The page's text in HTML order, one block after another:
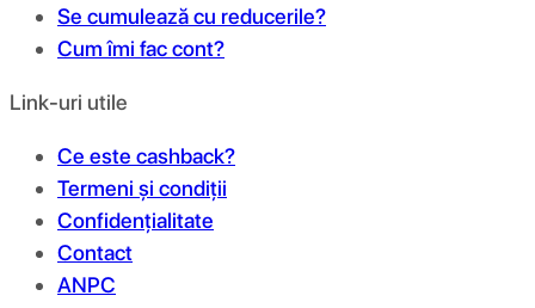
Se cumulează cu reducerile?
Cum îmi fac cont?
Link-uri utile
Ce este cashback?
Termeni și condiții
Confidențialitate
Contact
ANPC